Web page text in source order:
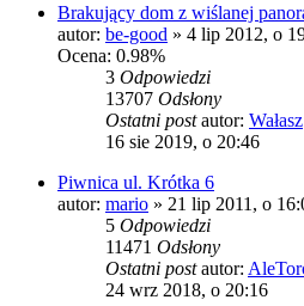
Brakujący dom z wiślanej
autor: be-good » 4 lip 2012, o
Ocena: 0.98%
3 Odpowiedzi
13707 Odsłony
Ostatni postautor: Wałasz
16 sie 2019, o 20:46
Piwnica ul. Krótka 6
autor: mario » 21 lip 2011, o
5 Odpowiedzi
11471 Odsłony
Ostatni postautor:
24 wrz 2018, o 20:16